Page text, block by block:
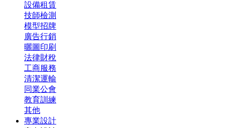
設備租賃
技師檢測
模型招牌
廣告行銷
曬圖印刷
法律財稅
工商服務
清潔運輸
同業公會
教育訓練
其他
專業設計